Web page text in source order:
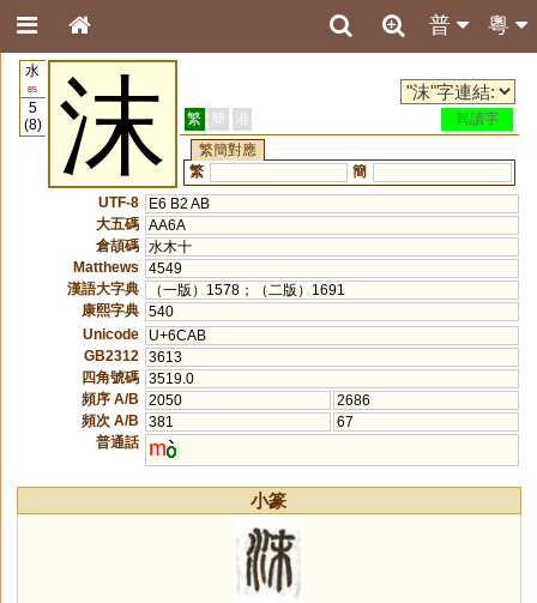
粵
普
水
85
5
(8)
沫 繁 簡 港
異讀字
繁簡對應
繁
簡
UTF-8
E6 B2 AB
大五碼 AA6A
倉頡碼 水木十
Matthews
4549
漢語大字典
（一版）1578；（二版）1691
康熙字典 540
Unicode
U+6CAB
GB2312
3613
四角號碼 3519.0
頻序 A/B
2050
2686
頻次 A/B
381
67
普通話
m
小篆